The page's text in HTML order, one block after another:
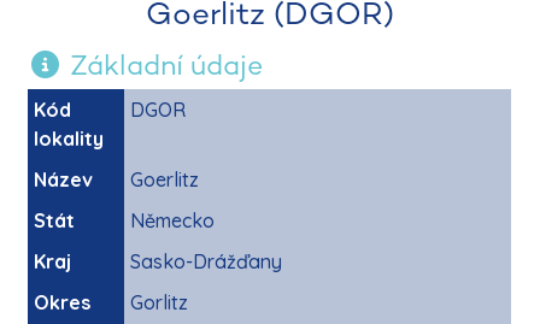
Goerlitz (DGOR)
Základní údaje
Kód
lokality
DGOR
Název
Goerlitz
Stát
Německo
Kraj
Sasko-Drážďany
Okres
Gorlitz